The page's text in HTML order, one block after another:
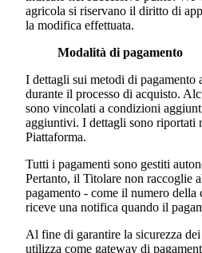
agricola si riservano il diritto di
la modifica effettuata.
Modalità di pagamento
I dettagli sui metodi di pagamento
durante il processo di acquisto.
sono vincolati a condizioni
aggiuntivi. I dettagli sono riportati
Piattaforma.
Tutti i pagamenti sono gestiti
Pertanto, il Titolare non raccoglie
pagamento - come il numero della
riceve una notifica quando il
Al fine di garantire la sicurezza
utilizza come gateway di